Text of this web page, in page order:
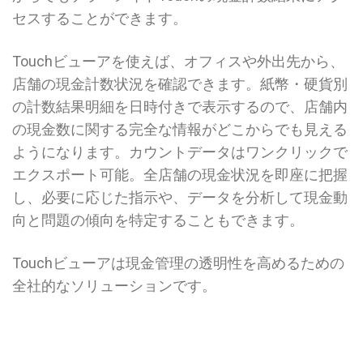
セスすることができます。
Touchビューアを使えば、オフィスや外出先から、
店舗の現金計数状況を確認できます。紙幣・硬貨別
の計数結果明細を日時付きで表示するので、店舗内
の現金数に関する完全な情報がどこからでも見える
ようになります。カウントデータはワンクリックで
エクスポート可能。全店舗の現金状況を即座に把握
し、必要に応じた指示や、データを分析して現金動
向と問題の傾向を特定することもできます。
Touchビューアは現金管理の透明性を高めるための
全社的なソリューションです。